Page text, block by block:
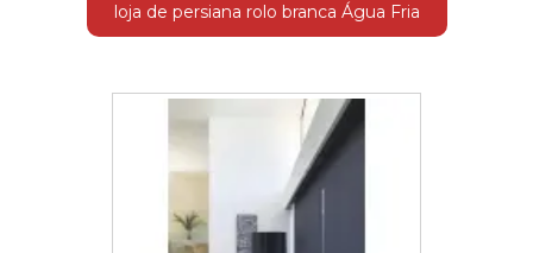
loja de persiana rolo branca Água Fria